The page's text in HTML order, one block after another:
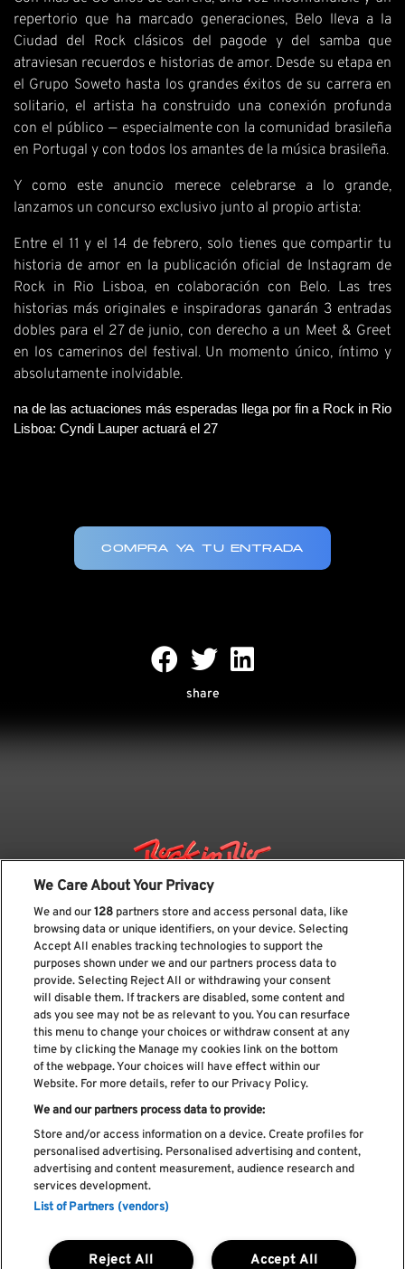
repertorio que ha marcado generaciones, Belo lleva a la
Ciudad del Rock clásicos del pagode y del samba que
atraviesan recuerdos e historias de amor. Desde su etapa en
el Grupo Soweto hasta los grandes éxitos de su carrera en
solitario, el artista ha construido una conexión profunda
con el público — especialmente con la comunidad brasileña
en Portugal y con todos los amantes de la música brasileña.
Y como este anuncio merece celebrarse a lo grande,
lanzamos un concurso exclusivo junto al propio artista:
Entre el 11 y el 14 de febrero, solo tienes que compartir tu
historia de amor en la publicación oficial de Instagram de
Rock in Rio Lisboa, en colaboración con Belo. Las tres
historias más originales e inspiradoras ganarán 3 entradas
dobles para el 27 de junio, con derecho a un Meet & Greet
en los camerinos del festival. Un momento único, íntimo y
absolutamente inolvidable.
na de las actuaciones más esperadas llega por fin a Rock in Rio
Lisboa: Cyndi Lauper actuará el 27
COMPRA YA TU ENTRADA
share
Suscríbase a nuestro boletín
He leído y acepto el Política de privacidad
Libro de Reclamaciones
Política de cookies
We Care About Your Privacy
We and our128 partners store and access personal data, like
browsing data or unique identifiers, on your device. Selecting
Accept All enables tracking technologies to support the
purposes shown under we and our partners process data to
provide. Selecting Reject All or withdrawing your consent
will disable them. If trackers are disabled, some content and
ads you see may not be as relevant to you. You can resurface
this menu to change your choices or withdraw consent at any
time by clicking the Manage my cookies link on the bottom
of the webpage. Your choices will have effect within our
Website. For more details, refer to our Privacy Policy.
We and our partners process data to provide:
Store and/or access information on a device. Create profiles for
personalised advertising. Personalised advertising and content,
advertising and content measurement, audience research and
services development.
List of Partners (vendors)
Accept All
Reject All